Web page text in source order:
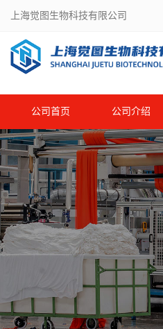
上海觉图生物科技有限公司
公司首页 公司介绍